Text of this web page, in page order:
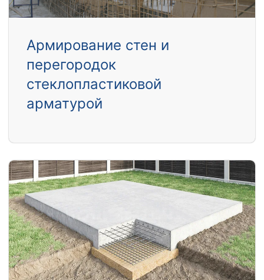
Армирование стен и
перегородок
стеклопластиковой
арматурой